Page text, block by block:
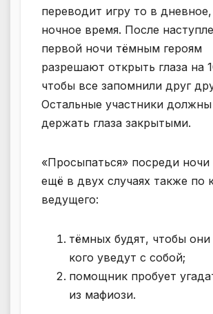
переводит игру то в
ночное время. После
первой ночи тёмным героям
разрешают открыть глаза на
чтобы все запомнили друг
Остальные участники
держать глаза закрытыми.
«Просыпаться» посреди
ещё в двух случаях также по
ведущего:
тёмных будят, чтобы они
кого уведут с собой;
помощник пробует
из мафиози.